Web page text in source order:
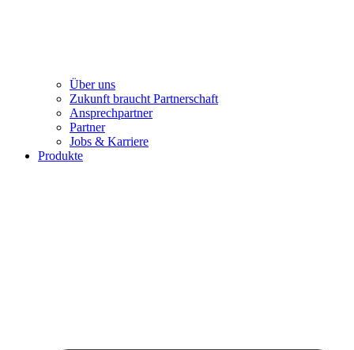
Über uns
Zukunft braucht Partnerschaft
Ansprechpartner
Partner
Jobs & Karriere
Produkte